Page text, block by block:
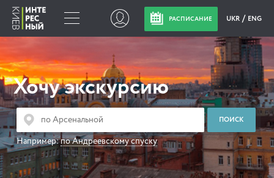
РАСПИСАНИЕ UKR ENG
Хочу экскурсию
Например:по Андреевскому спуску
Заказ экскурсий
+380 44 333-68-68
+380 68 121-44-58
tour@interesniy.kiev.ua
с 10.00 до 19:30 ежедневно